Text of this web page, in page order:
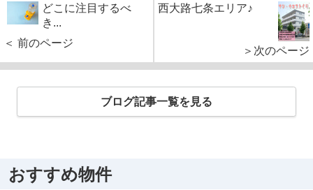
どこに注目するべ
き...
＜ 前のページ
西大路七条エリア♪
＞次のページ
ブログ記事一覧を見る
おすすめ物件